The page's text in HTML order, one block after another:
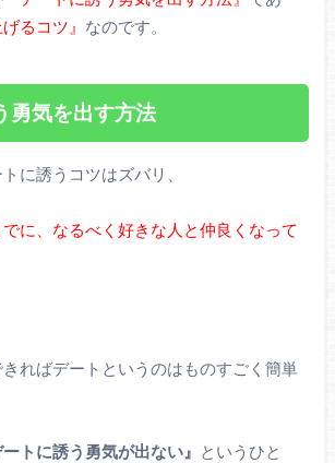
るコツ』 なのです。
勇気を出す方法
に誘うコツはズバリ、
でに、なるべく好きな人と仲良くなって
ればデートというのはものすごく簡単
ートに誘う勇気が出ない』 というひと